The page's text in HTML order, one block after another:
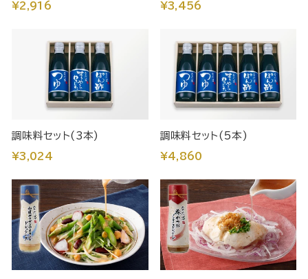
¥2,916
¥3,456
調味料セット(3本)
¥3,024
調味料セット(5本)
¥4,860